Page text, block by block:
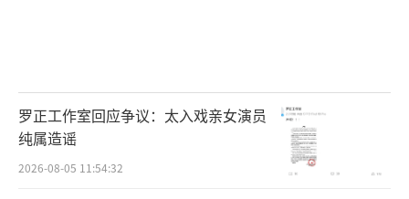
一些片面之词误导，等待真相大白的那一天。
（责任编辑：于浩淙 Hzx0176）
罗正工作室回应争议：太入戏亲女演员
纯属造谣
2026-08-05 11:54:32